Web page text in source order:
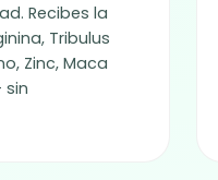
Recibes la
Tribulus
Zinc, Maca
sin